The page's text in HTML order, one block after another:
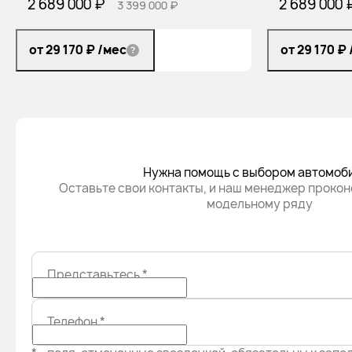
2 689 000 ₽ 3 399 000 ₽
от 29 170 ₽/мес
2 689 000
от 29 170 ₽
Нужна помощь с выбором
Оставьте свои контакты, и наш менеджер
модельному ряду
Представьтесь*
Телефон*